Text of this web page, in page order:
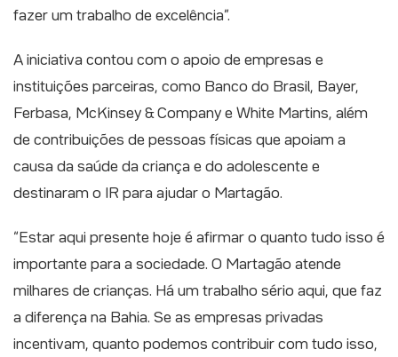
fazer um trabalho de excelência”.
A iniciativa contou com o apoio de empresas e
instituições parceiras, como Banco do Brasil, Bayer,
Ferbasa, McKinsey & Company e White Martins, além
de contribuições de pessoas físicas que apoiam a
causa da saúde da criança e do adolescente e
destinaram o IR para ajudar o Martagão.
“Estar aqui presente hoje é afirmar o quanto tudo isso é
importante para a sociedade. O Martagão atende
milhares de crianças. Há um trabalho sério aqui, que faz
a diferença na Bahia. Se as empresas privadas
incentivam, quanto podemos contribuir com tudo isso,